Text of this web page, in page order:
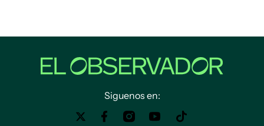
Siguenos en: